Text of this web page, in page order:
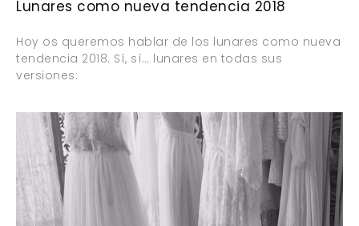
Lunares como nueva tendencia 2018
Hoy os queremos hablar de los lunares como nueva
tendencia 2018. Sí, sí… lunares en todas sus
versiones: